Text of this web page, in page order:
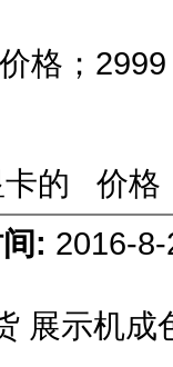
格；
的 价格
: 2016-
展示机